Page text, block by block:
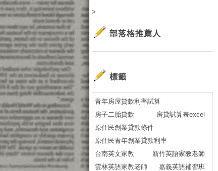
>
部落格推薦人
標籤
青年房屋貸款利率試算
房子二胎貸款
房貸試算表excel
原住民創業貸款條件
原住民青年創業貸款利率
台南英文家教
新竹英語家教老師
雲林英語家教老師
嘉義英語補習班